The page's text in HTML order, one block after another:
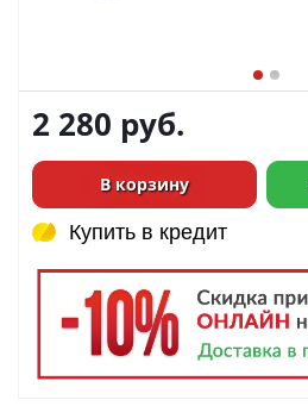
2 280 руб.
В корзину
Купить в кредит
Купить в кредит